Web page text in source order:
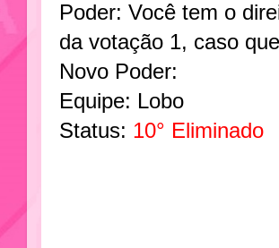
Poder: Você tem o
da votação 1, caso
Novo Poder:
Equipe: Lobo
Status: 10° Eliminado